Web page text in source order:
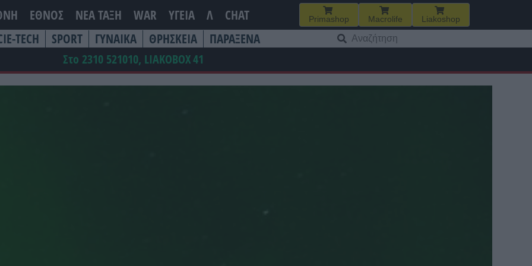
ΕΘΝΟΣ ΝΕΑ ΤΆΞΗ WAR ΥΓΕΙΑ Λ CHAT Primashop Macrolife Liakoshop
TECH SPORT ΓΥΝΑΙΚΑ ΘΡΗΣΚΕΙΑ ΠΑΡΑΞΕΝΑ
για:
Στο 2310 521010, LIAKOBOX41